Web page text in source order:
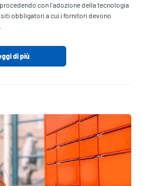
con l'adozione della tecnologia
obbligatori a cui i fornitori devono
di più